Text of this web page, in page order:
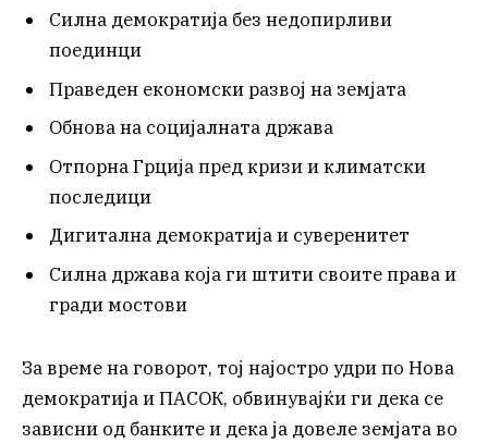
Силна демократија без недопирливи
поединци
Праведен економски развој на земјата
Обнова на социјалната држава
Отпорна Грција пред кризи и климатски
последици
Дигитална демократија и суверенитет
Силна држава која ги штити своите права и
гради мостови
За време на говорот, тој најостро удри по Нова
демократија и ПАСОК, обвинувајќи ги дека се
зависни од банките и дека ја довеле земјата во